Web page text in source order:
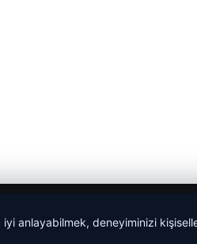
iyi anlayabilmek, deneyiminizi